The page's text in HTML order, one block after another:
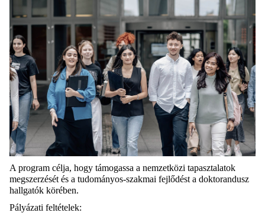
A program célja, hogy támogassa a nemzetközi tapasztalatok
megszerzését és a tudományos-szakmai fejlődést a doktorandusz
hallgatók körében.
Pályázati feltételek: